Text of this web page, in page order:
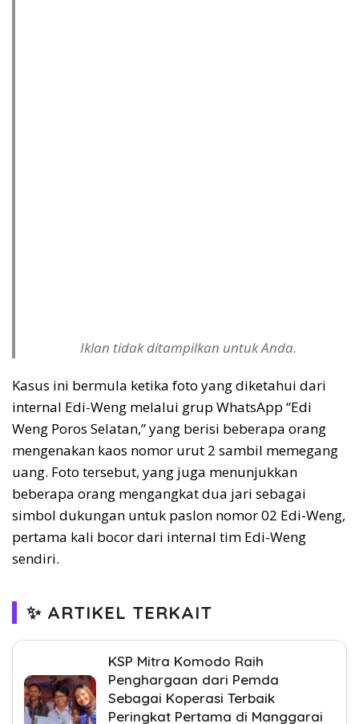
Iklan tidak ditampilkan untuk Anda.
Kasus ini bermula ketika foto yang diketahui dari
internal Edi-Weng melalui grup WhatsApp “Edi
Weng Poros Selatan,” yang berisi beberapa orang
mengenakan kaos nomor urut 2 sambil memegang
uang. Foto tersebut, yang juga menunjukkan
beberapa orang mengangkat dua jari sebagai
simbol dukungan untuk paslon nomor 02 Edi-Weng,
pertama kali bocor dari internal tim Edi-Weng
sendiri.
✨ ARTIKEL TERKAIT
KSP Mitra Komodo Raih
Penghargaan dari Pemda
Sebagai Koperasi Terbaik
Peringkat Pertama di Manggarai